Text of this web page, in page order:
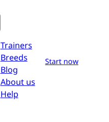
Trainers
Breeds
Blog
About us
Help
Start now